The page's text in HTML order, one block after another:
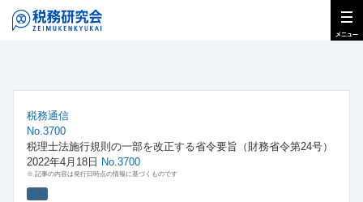
税務通信
No.3700
税理士法施行規則の一部を改正する省令要旨（財務省令第24号）
2022年4月18日 No.3700
※ 記事の内容は発行日時点の情報に基づくものです
資料